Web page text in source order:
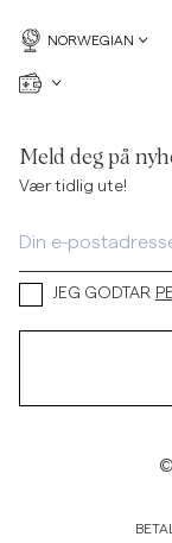
NORWEGIAN
Meld deg på
Vær tidlig ute!
JEG GODTAR